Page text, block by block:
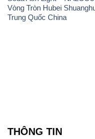
Chính sách và quy